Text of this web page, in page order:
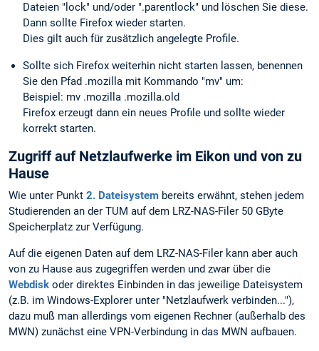
Dateien "lock" und/oder ".parentlock" und löschen Sie diese.
Dann sollte Firefox wieder starten.
Dies gilt auch für zusätzlich angelegte Profile.
Sollte sich Firefox weiterhin nicht starten lassen, benennen
Sie den Pfad .mozilla mit Kommando "mv" um:
Beispiel: mv .mozilla .mozilla.old
Firefox erzeugt dann ein neues Profile und sollte wieder
korrekt starten.
Zugriff auf Netzlaufwerke im Eikon und von zu
Hause
Wie unter Punkt 2. Dateisystem bereits erwähnt, stehen jedem
Studierenden an der TUM auf dem LRZ-NAS-Filer 50 GByte
Speicherplatz zur Verfügung.
Auf die eigenen Daten auf dem LRZ-NAS-Filer kann aber auch
von zu Hause aus zugegriffen werden und zwar über die
Webdisk oder direktes Einbinden in das jeweilige Dateisystem
(z.B. im Windows-Explorer unter "Netzlaufwerk verbinden..."),
dazu muß man allerdings vom eigenen Rechner (außerhalb des
MWN) zunächst eine VPN-Verbindung in das MWN aufbauen.